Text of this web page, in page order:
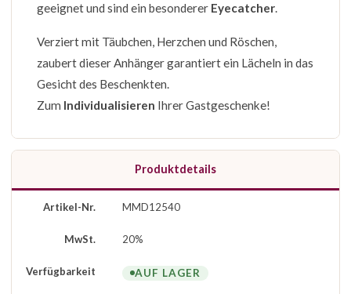
geeignet und sind ein besonderer Eyecatcher.
Verziert mit Täubchen, Herzchen und Röschen,
zaubert dieser Anhänger garantiert ein Lächeln in das
Gesicht des Beschenkten.
Zum Individualisieren Ihrer Gastgeschenke!
Produktdetails
Artikel-Nr. MMD12540
MwSt. 20%
Verfügbarkeit AUF LAGER